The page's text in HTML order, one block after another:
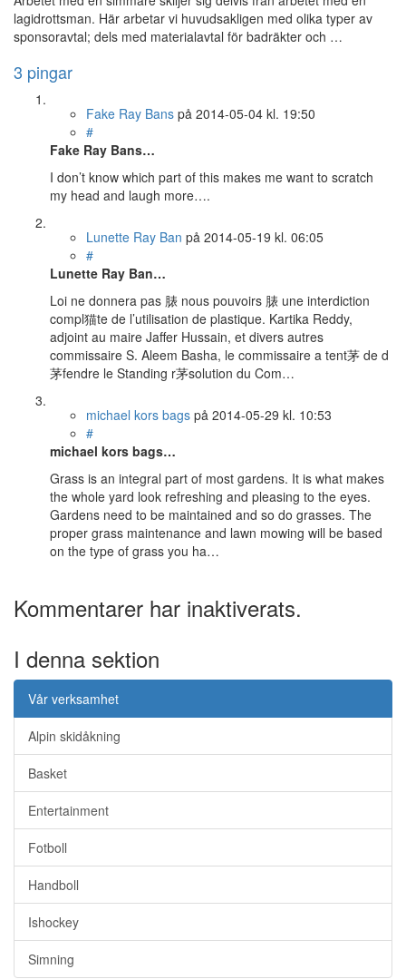
lagidrottsman. Här arbetar vi huvudsakligen med olika typer av
sponsoravtal; dels med materialavtal för badräkter och …
3 pingar
Fake Ray Bans på 2014-05-04 kl. 19:50
#
Fake Ray Bans…
I don’t know which part of this makes me want to scratch
my head and laugh more….
Lunette Ray Ban på 2014-05-19 kl. 06:05
#
Lunette Ray Ban…
Loi ne donnera pas 脿 nous pouvoirs 脿 une interdiction
compl猫te de l’utilisation de plastique. Kartika Reddy,
adjoint au maire Jaffer Hussain, et divers autres
commissaire S. Aleem Basha, le commissaire a tent茅 de d
茅fendre le Standing r茅solution du Com…
michael kors bags på 2014-05-29 kl. 10:53
#
michael kors bags…
Grass is an integral part of most gardens. It is what makes
the whole yard look refreshing and pleasing to the eyes.
Gardens need to be maintained and so do grasses. The
proper grass maintenance and lawn mowing will be based
on the type of grass you ha…
Kommentarer har inaktiverats.
I denna sektion
Vår verksamhet
Alpin skidåkning
Basket
Entertainment
Fotboll
Handboll
Ishockey
Simning